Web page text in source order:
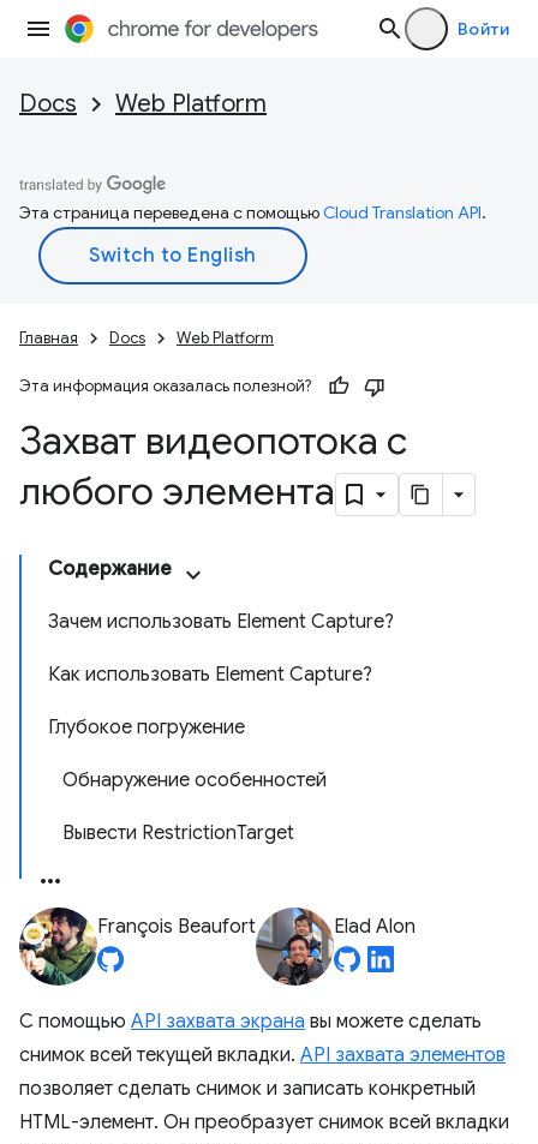
Войти
Docs Web Platform
Эта страница переведена с помощьюCloud Translation API.
Главная Docs Web Platform
Эта информация оказалась полезной?
Захват видеопотока с
любого элемента
Содержание
Зачем использовать Element Capture?
Как использовать Element Capture?
Глубокое погружение
Обнаружение особенностей
Вывести RestrictionTarget
François Beaufort Elad Alon
С помощью API захвата экрана вы можете сделать
снимок всей текущей вкладки. API захвата элементов
позволяет сделать снимок и записать конкретный
HTML-элемент. Он преобразует снимок всей вкладки